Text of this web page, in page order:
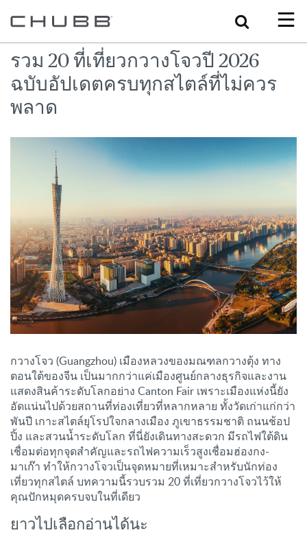
Search
รวม 20 ที่เที่ยวกวางโจวปี 2026
ฉบับอัปเดตครบทุกสไตล์ที่ไม่ควร
พลาด
กวางโจว (Guangzhou) เมืองหลวงของมณฑลกวางตุ้ง ทาง
ตอนใต้ของจีน เป็นมากกว่าแค่เมืองศูนย์กลางธุรกิจและงาน
แสดงสินค้าระดับโลกอย่าง Canton Fair เพราะเมืองแห่งนี้ยัง
อัดแน่นไปด้วยสถานที่ท่องเที่ยวที่หลากหลาย ทั้งวัดเก่าแก่กว่า
พันปี เกาะสไตล์ยุโรปใจกลางเมือง ภูเขาธรรมชาติ ถนนช้อป
ปิ้ง และสวนน้ำระดับโลก ที่นี่ยังเดินทางสะดวก มีรถไฟใต้ดิน
เชื่อมต่อทุกจุดสำคัญและรถไฟความเร็วสูงเชื่อมฮ่องกง-
มาเก๊า ทำให้กวางโจวเป็นจุดหมายที่เหมาะสำหรับนักท่อง
เที่ยวทุกสไตล์ บทความนี้รวบรวม 20 ที่เที่ยวกวางโจวไว้ให้
คุณปักหมุดครบจบในที่เดียว
ยาวไปเลือกอ่านได้นะ